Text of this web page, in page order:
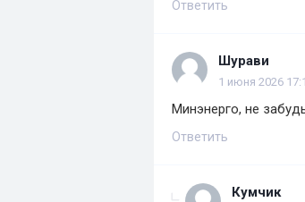
Ответить
Шурави
1 июня 2026
Минэнерго, не
Ответить
Кумчик